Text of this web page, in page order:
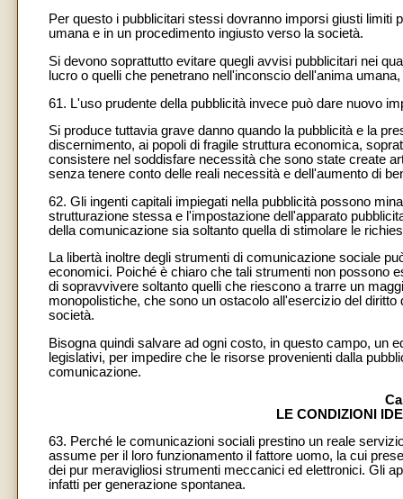
Per questo i pubblicitari stessi dovranno imporsi giusti limiti
umana e in un procedimento ingiusto verso la società.
Si devono soprattutto evitare quegli avvisi pubblicitari nei
lucro o quelli che penetrano nell'inconscio dell'anima
61. L'uso prudente della pubblicità invece può dare nuovo
Si produce tuttavia grave danno quando la pubblicità e la
discernimento, ai popoli di fragile struttura economica,
consistere nel soddisfare necessità che sono state create
senza tenere conto delle reali necessità e dell'aumento di
62. Gli ingenti capitali impiegati nella pubblicità possono
strutturazione stessa e l'impostazione dell'apparato
della comunicazione sia soltanto quella di stimolare le
La libertà inoltre degli strumenti di comunicazione sociale
economici. Poiché è chiaro che tali strumenti non possono
di sopravvivere soltanto quelli che riescono a trarre un
monopolistiche, che sono un ostacolo all'esercizio del
società.
Bisogna quindi salvare ad ogni costo, in questo campo, un
legislativi, per impedire che le risorse provenienti dalla
comunicazione.
LE CONDIZIONI
63. Perché le comunicazioni sociali prestino un reale
assume per il loro funzionamento il fattore uomo, la cui
dei pur meravigliosi strumenti meccanici ed elettronici. Gli
infatti per generazione spontanea.